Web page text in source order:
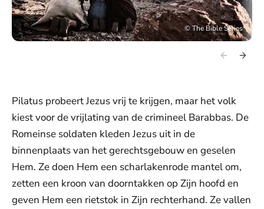
©The Bible Series
Pilatus probeert Jezus vrij te krijgen, maar het volk
kiest voor de vrijlating van de crimineel Barabbas. De
Romeinse soldaten kleden Jezus uit in de
binnenplaats van het gerechtsgebouw en geselen
Hem. Ze doen Hem een scharlakenrode mantel om,
zetten een kroon van doorntakken op Zijn hoofd en
geven Hem een rietstok in Zijn rechterhand. Ze vallen